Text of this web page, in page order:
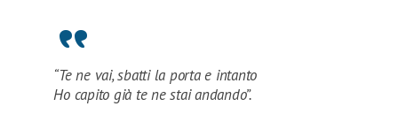
“Te ne vai, sbatti la porta e intanto
Ho capito già te ne stai andando”.